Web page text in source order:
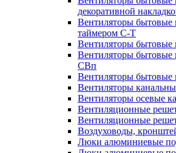
декоративной
Вентиляторы бытовые
таймером С-Т
Вентиляторы бытовые
Вентиляторы бытовые
СВп
Вентиляторы бытовые
Вентиляторы
Вентиляторы осевые
Вентиляционные
Вентиляционные
Воздуховоды,
Люки алюминиевые